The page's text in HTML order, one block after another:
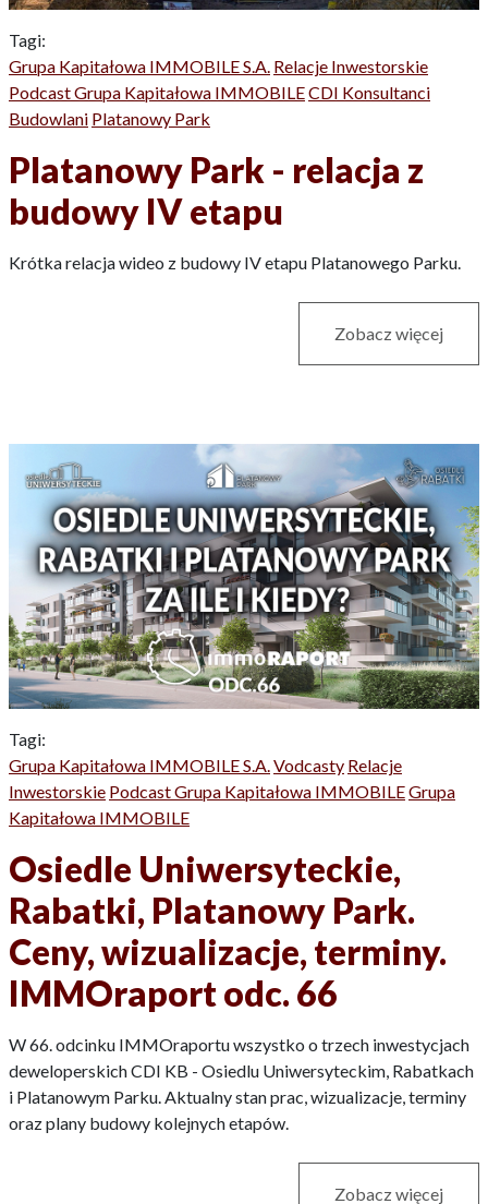
Tagi:
Grupa Kapitałowa IMMOBILE S.A. Relacje Inwestorskie
Podcast Grupa Kapitałowa IMMOBILECDI Konsultanci
Budowlani Platanowy Park
Platanowy Park - relacja z
budowy IV etapu
Krótka relacja wideo z budowy IV etapu Platanowego Parku.
Zobacz więcej
Tagi:
Grupa Kapitałowa IMMOBILE S.A. Vodcasty Relacje
Inwestorskie Podcast Grupa Kapitałowa IMMOBILEGrupa
Kapitałowa IMMOBILE
Osiedle Uniwersyteckie,
Rabatki, Platanowy Park.
Ceny, wizualizacje, terminy.
IMMOraport odc. 66
W 66. odcinku IMMOraportu wszystko o trzech inwestycjach
deweloperskich CDI KB - Osiedlu Uniwersyteckim, Rabatkach
i Platanowym Parku. Aktualny stan prac, wizualizacje, terminy
oraz plany budowy kolejnych etapów.
Zobacz więcej